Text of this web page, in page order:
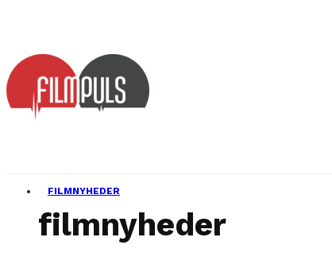
FILMNYHEDER
filmnyheder